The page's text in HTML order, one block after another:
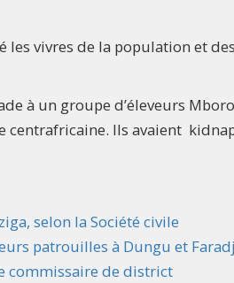
les vivres de la population et
à un groupe d’éleveurs
centrafricaine. Ils avaient
selon la Société civile
patrouilles à Dungu et
commissaire de district